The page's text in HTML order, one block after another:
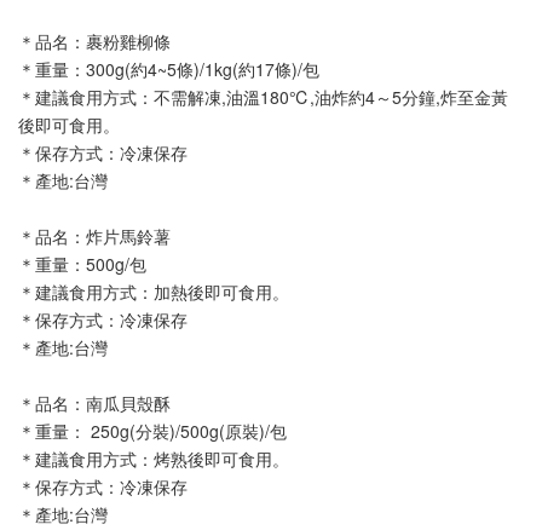
＊品名：裹粉雞柳條
＊重量：300g(約4~5條)/1kg(約17條)/包
＊建議食用方式：不需解凍,油溫180℃,油炸約4～5分鐘,炸至金黃
後即可食用。
＊保存方式：冷凍保存
＊產地:台灣
＊品名：炸片馬鈴薯
＊重量：500g/包
＊建議食用方式：加熱後即可食用。
＊保存方式：冷凍保存
＊產地:台灣
＊品名：南瓜貝殼酥
＊重量： 250g(分裝)/500g(原裝)/包
＊建議食用方式：烤熟後即可食用。
＊保存方式：冷凍保存
＊產地:台灣